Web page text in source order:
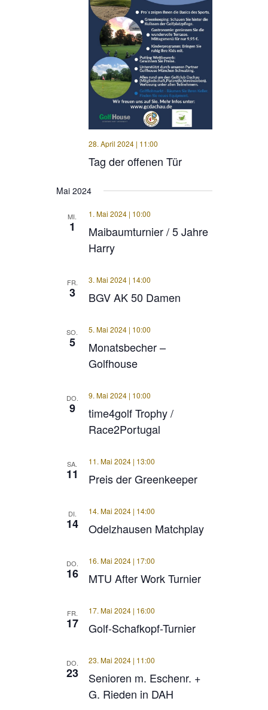
Tag der offenen Tür
28. April 2024 | 11:00
Mai 2024
MI.
1
Maibaumturnier / 5 Jahre
Harry
1. Mai 2024 | 10:00
FR.
3 BGV AK 50 Damen
3. Mai 2024 | 14:00
SO.
5
Monatsbecher –
Golfhouse
5. Mai 2024 | 10:00
DO.
9
time4golf Trophy /
Race2Portugal
9. Mai 2024 | 10:00
SA.
11 Preis der Greenkeeper
11. Mai 2024 | 13:00
DI.
14 Odelzhausen Matchplay
14. Mai 2024 | 14:00
DO.
16 MTU After Work Turnier
16. Mai 2024 | 17:00
FR.
17 Golf-Schafkopf-Turnier
17. Mai 2024 | 16:00
DO.
23
Senioren m. Eschenr. +
G. Rieden in DAH
23. Mai 2024 | 11:00